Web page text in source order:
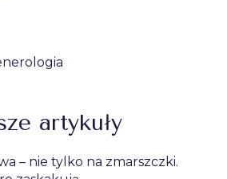
artykuły
– nie tylko na zmarszczki.